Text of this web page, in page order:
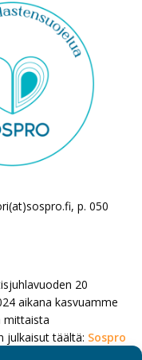
p. 050
20
aikana kasvuamme
mittaista
julkaisut täältä: Sospro